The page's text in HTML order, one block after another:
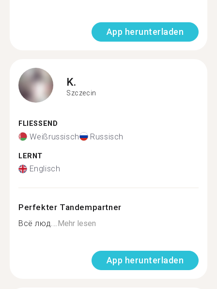
App herunterladen
K.
Szczecin
FLIESSEND
Weißrussisch Russisch
LERNT
Englisch
Perfekter Tandempartner
Всё люд...Mehr lesen
App herunterladen